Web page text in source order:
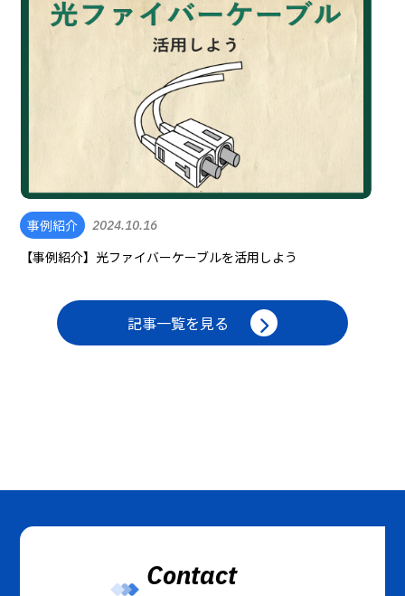
事例紹介 2024.10.16
【事例紹介】光ファイバーケーブルを活用しよう
記事一覧を見る
Contact